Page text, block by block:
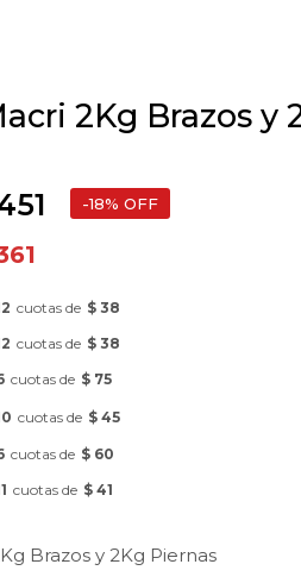
2Kg Brazos y
18
cuotas de $ 38
cuotas de $ 38
cuotas de $ 75
cuotas de $ 45
cuotas de $ 60
cuotas de $ 41
Brazos y 2Kg Piernas